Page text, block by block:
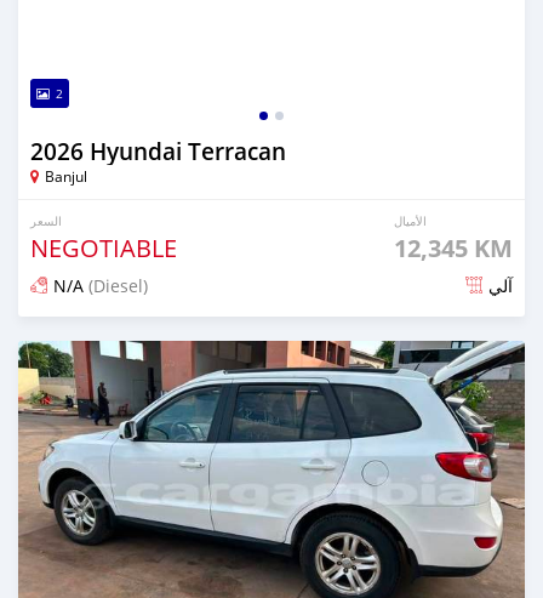
2
2026 Hyundai Terracan
Banjul
السعر
NEGOTIABLE
الأميال
12,345 KM
N/A (Diesel) آلي
تم النشر منذ 20 دقيقة مضت